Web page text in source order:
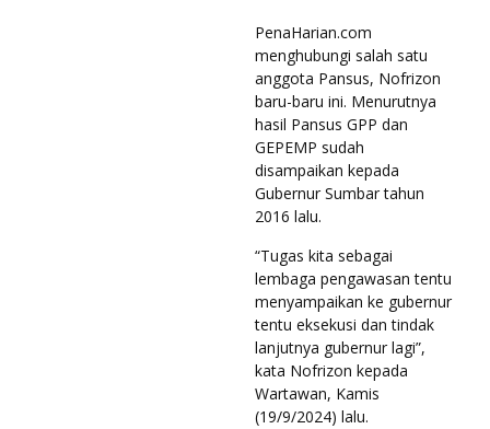
PenaHarian.com
menghubungi salah satu
anggota Pansus, Nofrizon
baru-baru ini. Menurutnya
hasil Pansus GPP dan
GEPEMP sudah
disampaikan kepada
Gubernur Sumbar tahun
2016 lalu.
“Tugas kita sebagai
lembaga pengawasan tentu
menyampaikan ke gubernur
tentu eksekusi dan tindak
lanjutnya gubernur lagi”,
kata Nofrizon kepada
Wartawan, Kamis
(19/9/2024) lalu.